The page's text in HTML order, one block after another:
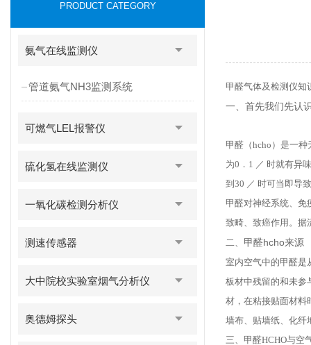
PRODUCT CATEGORY
氨气在线监测仪
管道氨气NH3监测系统
可燃气LEL报警仪
硫化氢在线监测仪
一氧化碳检测分析仪
测速传感器
大中院校实验室烟气分析仪
奥德姆探头
甲醛气体及检测仪知
一、首先我们先认
甲醛（hcho）是一
为0．1 ／ 时就有异
到30 ／ 时可当即导
甲醛对神经系统、免
致畸、致癌作用。据
二、 甲醛hcho来源
室内空气中的甲醛
板材中残留的和未
材，在粘接贴面材
墙布、贴墙纸、化
三、甲醛HCHO与空